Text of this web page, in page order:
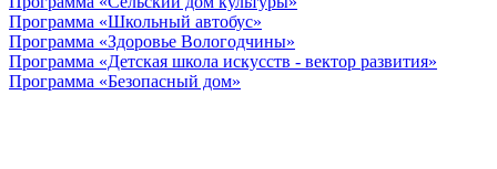
Программа «Школьный автобус»
Программа «Здоровье Вологодчины»
Программа «Детская школа искусств - вектор развития»
Программа «Безопасный дом»